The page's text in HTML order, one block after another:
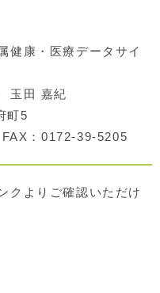
健康・医療データサイ
田 嘉紀
町5
：0172-39-5205
クよりご確認いただけ